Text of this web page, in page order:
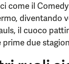
come il
diventando
il cuoco
prime due